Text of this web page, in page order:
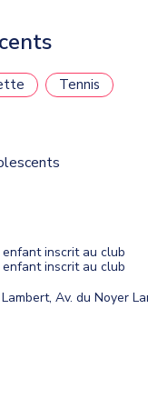
Tennis
inscrit au club
inscrit au club
Av. du Noyer